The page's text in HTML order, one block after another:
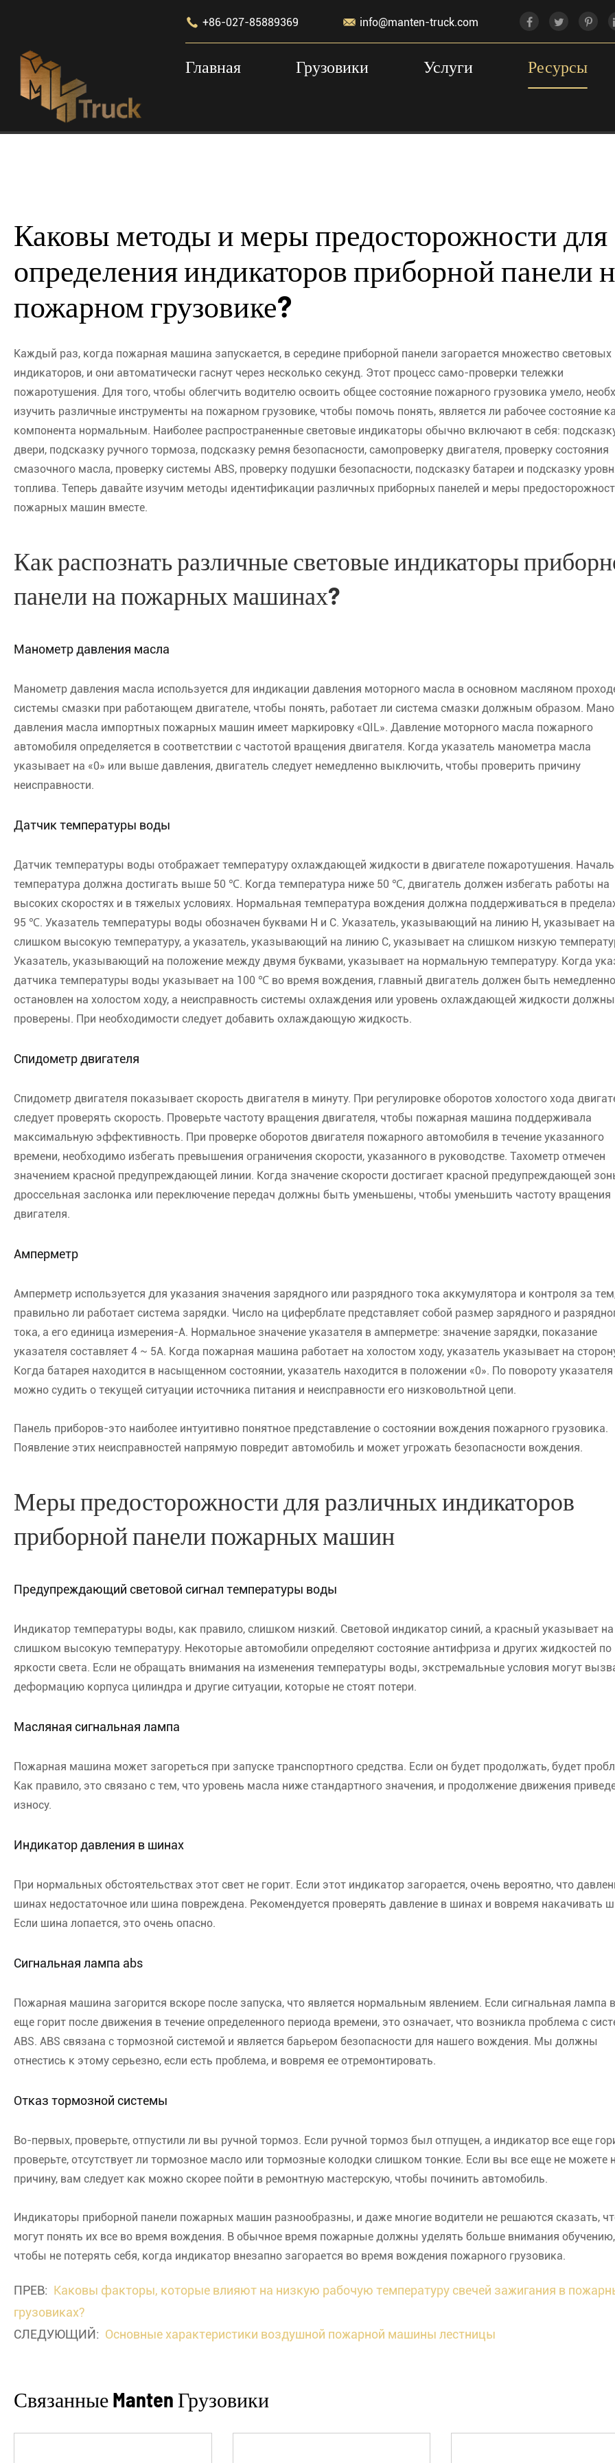
 +86-027-85889369  info@manten-truck.com
Главная Грузовики Услуги Ресурсы
Главная Ресурсы
Каковы методы и меры предосторожности для
определения индикаторов приборной панели
пожарном грузовике?
Каждый раз, когда пожарная машина запускается, в середине приборной панели загорается множество световых
индикаторов, и они автоматически гаснут через несколько секунд. Этот процесс само-проверки тележки
пожаротушения. Для того, чтобы облегчить водителю освоить общее состояние пожарного грузовика умело,
изучить различные инструменты на пожарном грузовике, чтобы помочь понять, является ли рабочее состояние
компонента нормальным. Наиболее распространенные световые индикаторы обычно включают в себя:
двери, подсказку ручного тормоза, подсказку ремня безопасности, самопроверку двигателя, проверку состояния
смазочного масла, проверку системы ABS, проверку подушки безопасности, подсказку батареи и подсказку
топлива. Теперь давайте изучим методы идентификации различных приборных панелей и меры
пожарных машин вместе.
Как распознать различные световые индикаторы
панели на пожарных машинах?
Манометр давления масла
Манометр давления масла используется для индикации давления моторного масла в основном масляном
системы смазки при работающем двигателе, чтобы понять, работает ли система смазки должным образом.
давления масла импортных пожарных машин имеет маркировку «QIL». Давление моторного масла пожарного
автомобиля определяется в соответствии с частотой вращения двигателя. Когда указатель манометра масла
указывает на «0» или выше давления, двигатель следует немедленно выключить, чтобы проверить причину
неисправности.
Датчик температуры воды
Датчик температуры воды отображает температуру охлаждающей жидкости в двигателе пожаротушения.
температура должна достигать выше 50 ℃. Когда температура ниже 50 ℃, двигатель должен избегать работы на
высоких скоростях и в тяжелых условиях. Нормальная температура вождения должна поддерживаться в
95 ℃. Указатель температуры воды обозначен буквами H и C. Указатель, указывающий на линию H, указывает на
слишком высокую температуру, а указатель, указывающий на линию C, указывает на слишком низкую
Указатель, указывающий на положение между двумя буквами, указывает на нормальную температуру. Когда
датчика температуры воды указывает на 100 ℃ во время вождения, главный двигатель должен быть немедленно
остановлен на холостом ходу, а неисправность системы охлаждения или уровень охлаждающей жидкости
проверены. При необходимости следует добавить охлаждающую жидкость.
Спидометр двигателя
Спидометр двигателя показывает скорость двигателя в минуту. При регулировке оборотов холостого хода
следует проверять скорость. Проверьте частоту вращения двигателя, чтобы пожарная машина поддерживала
максимальную эффективность. При проверке оборотов двигателя пожарного автомобиля в течение указанного
времени, необходимо избегать превышения ограничения скорости, указанного в руководстве. Тахометр отмечен
значением красной предупреждающей линии. Когда значение скорости достигает красной предупреждающей
дроссельная заслонка или переключение передач должны быть уменьшены, чтобы уменьшить частоту вращения
двигателя.
Амперметр
Амперметр используется для указания значения зарядного или разрядного тока аккумулятора и контроля за
правильно ли работает система зарядки. Число на циферблате представляет собой размер зарядного и
тока, а его единица измерения-A. Нормальное значение указателя в амперметре: значение зарядки, показание
указателя составляет 4 ~ 5А. Когда пожарная машина работает на холостом ходу, указатель указывает на
Когда батарея находится в насыщенном состоянии, указатель находится в положении «0». По повороту указателя
можно судить о текущей ситуации источника питания и неисправности его низковольтной цепи.
Панель приборов-это наиболее интуитивно понятное представление о состоянии вождения пожарного грузовика.
Появление этих неисправностей напрямую повредит автомобиль и может угрожать безопасности вождения.
Меры предосторожности для различных индикаторов
приборной панели пожарных машин
Предупреждающий световой сигнал температуры воды
Индикатор температуры воды, как правило, слишком низкий. Световой индикатор синий, а красный указывает на
слишком высокую температуру. Некоторые автомобили определяют состояние антифриза и других жидкостей по
яркости света. Если не обращать внимания на изменения температуры воды, экстремальные условия могут
деформацию корпуса цилиндра и другие ситуации, которые не стоят потери.
Масляная сигнальная лампа
Пожарная машина может загореться при запуске транспортного средства. Если он будет продолжать, будет
Как правило, это связано с тем, что уровень масла ниже стандартного значения, и продолжение движения
износу.
Индикатор давления в шинах
При нормальных обстоятельствах этот свет не горит. Если этот индикатор загорается, очень вероятно, что
шинах недостаточное или шина повреждена. Рекомендуется проверять давление в шинах и вовремя накачивать
Если шина лопается, это очень опасно.
Сигнальная лампа abs
Пожарная машина загорится вскоре после запуска, что является нормальным явлением. Если сигнальная лампа
еще горит после движения в течение определенного периода времени, это означает, что возникла проблема с
ABS. ABS связана с тормозной системой и является барьером безопасности для нашего вождения. Мы должны
отнестись к этому серьезно, если есть проблема, и вовремя ее отремонтировать.
Отказ тормозной системы
Во-первых, проверьте, отпустили ли вы ручной тормоз. Если ручной тормоз был отпущен, а индикатор все еще
проверьте, отсутствует ли тормозное масло или тормозные колодки слишком тонкие. Если вы все еще не можете
причину, вам следует как можно скорее пойти в ремонтную мастерскую, чтобы починить автомобиль.
Индикаторы приборной панели пожарных машин разнообразны, и даже многие водители не решаются сказать,
могут понять их все во время вождения. В обычное время пожарные должны уделять больше внимания обучению,
чтобы не потерять себя, когда индикатор внезапно загорается во время вождения пожарного грузовика.
ПРЕВ: Каковы факторы, которые влияют на низкую рабочую температуру свечей зажигания в
грузовиках?
СЛЕДУЮЩИЙ: Основные характеристики воздушной пожарной машины лестницы
Связанные Manten Грузовики